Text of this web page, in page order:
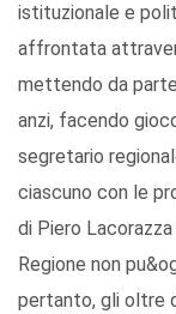
istituzionale e
affrontata
mettendo da
anzi, facendo
segretario
ciascuno con le
di Piero
Regione non
pertanto, gli oltre